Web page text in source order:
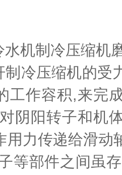
水机制冷压缩机
制冷压缩机的受
工作容积,来完
阴阳转子和机
用力传递给滑动
等部件之间虽